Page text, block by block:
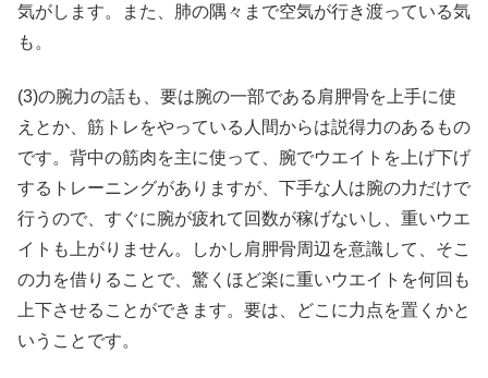
気がします。また、肺の隅々まで空気が行き渡っている気
も。
(3)の腕力の話も、要は腕の一部である肩胛骨を上手に使
えとか、筋トレをやっている人間からは説得力のあるもの
です。背中の筋肉を主に使って、腕でウエイトを上げ下げ
するトレーニングがありますが、下手な人は腕の力だけで
行うので、すぐに腕が疲れて回数が稼げないし、重いウエ
イトも上がりません。しかし肩胛骨周辺を意識して、そこ
の力を借りることで、驚くほど楽に重いウエイトを何回も
上下させることができます。要は、どこに力点を置くかと
いうことです。